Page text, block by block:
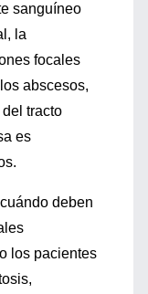
sanguíneo
la
focales
abscesos,
tracto
es
deben
los pacientes